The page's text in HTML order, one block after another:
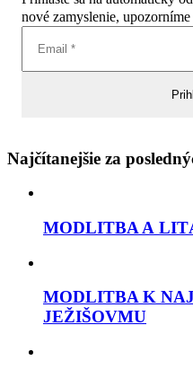
nové zamyslenie,
Najčítanejšie za
MODLITBA A
MODLITBA K
JEŽIŠOVMU